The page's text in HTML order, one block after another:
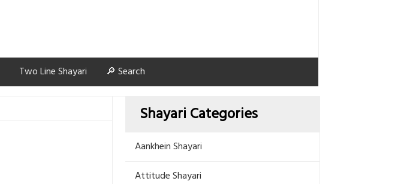
Two Line Shayari 🔎 Search
Shayari Categories
Aankhein Shayari
Attitude Shayari